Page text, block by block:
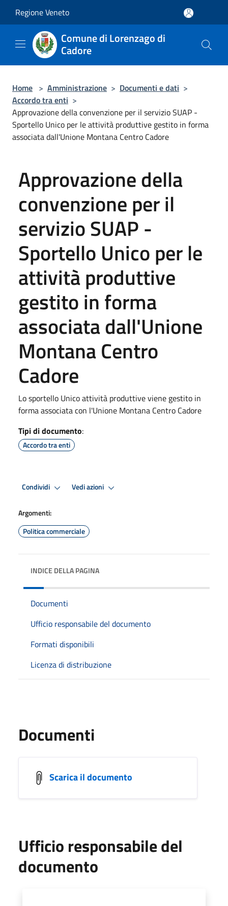
Regione Veneto
Comune di Lorenzago di
Cadore
Home > Amministrazione > Documenti e dati >
Accordo tra enti >
Approvazione della convenzione per il servizio SUAP -
Sportello Unico per le attività produttive gestito in forma
associata dall'Unione Montana Centro Cadore
Approvazione della
convenzione per il
servizio SUAP -
Sportello Unico per le
attività produttive
gestito in forma
associata dall'Unione
Montana Centro
Cadore
Lo sportello Unico attività produttive viene gestito in
forma associata con l'Unione Montana Centro Cadore
Tipi di documento:
Accordo tra enti
Condividi Vedi azioni
Argomenti:
Politica commerciale
INDICE DELLA PAGINA
Documenti
Ufficio responsabile del documento
Formati disponibili
Licenza di distribuzione
Documenti
Scarica il documento
Ufficio responsabile del
documento